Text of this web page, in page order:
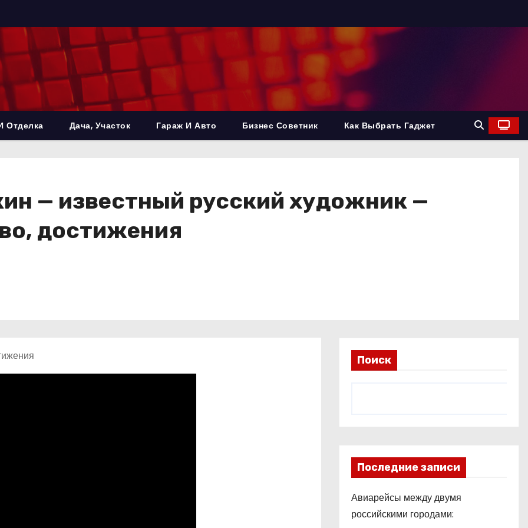
Отделка Дача, Участок Гараж И Авто Бизнес Советник Как Выбрать Гаджет
— известный русский художник —
достижения
Поиск
Последние записи
Авиарейсы между двумя
российскими городами: